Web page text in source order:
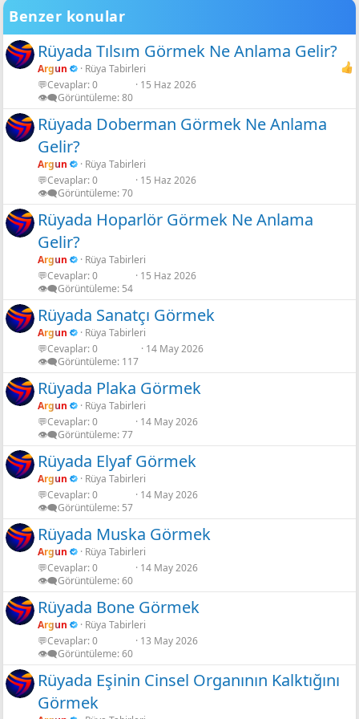
Gölgeli Gül Rengi
Gölgeli Yeşil limon
Shadow neon
Benzer konular
Rüyada Tılsım Görmek Ne Anlama Gelir?
Argun
Rüya Tabirleri
💬Cevaplar 0
👁️‍🗨️Görüntüleme 80
15 Haz 2026
Rüyada Doberman Görmek Ne Anlama
Gelir?
Argun
Rüya Tabirleri
💬Cevaplar 0
👁️‍🗨️Görüntüleme 70
15 Haz 2026
Rüyada Hoparlör Görmek Ne Anlama
Gelir?
Argun
Rüya Tabirleri
💬Cevaplar 0
👁️‍🗨️Görüntüleme 54
15 Haz 2026
Rüyada Sanatçı Görmek
Argun
Rüya Tabirleri
💬Cevaplar 0
👁️‍🗨️Görüntüleme 117
14 May 2026
Rüyada Plaka Görmek
Argun
Rüya Tabirleri
💬Cevaplar 0
👁️‍🗨️Görüntüleme 77
14 May 2026
Rüyada Elyaf Görmek
Argun
Rüya Tabirleri
💬Cevaplar 0
👁️‍🗨️Görüntüleme 57
14 May 2026
Rüyada Muska Görmek
Argun
Rüya Tabirleri
💬Cevaplar 0
👁️‍🗨️Görüntüleme 60
14 May 2026
Rüyada Bone Görmek
Argun
Rüya Tabirleri
💬Cevaplar 0
👁️‍🗨️Görüntüleme 60
13 May 2026
Rüyada Eşinin Cinsel Organının Kalktığını
Görmek